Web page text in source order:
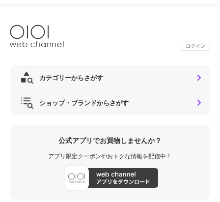
ログイン
カテゴリーからさがす
ショップ・ブランドからさがす
公式アプリでお買物しませんか？
アプリ限定クーポンやおトクな情報を配信中！